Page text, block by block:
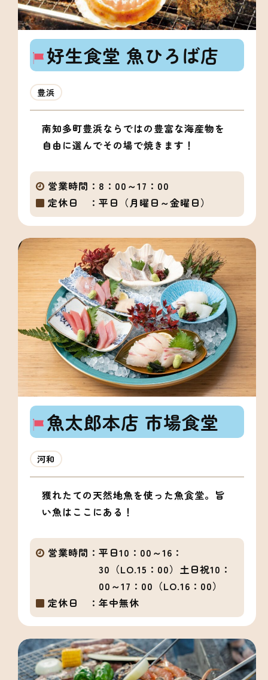
好生食堂 魚ひろば店
豊浜
南知多町豊浜ならではの豊富な海産物を
自由に選んでその場で焼きます！
営業時間： 8：00～17：00
定休日 ： 平日（月曜日～金曜日）
魚太郎本店 市場食堂
河和
獲れたての天然地魚を使った魚食堂。旨
い魚はここにある！
営業時間： 平日10：00～16：
30（LO.15：00）土日祝10：
00～17：00（LO.16：00）
定休日 ： 年中無休